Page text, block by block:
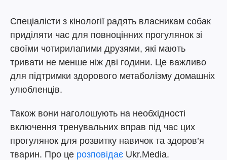
Спеціалісти з кінології радять власникам собак
приділяти час для повноцінних прогулянок зі
своїми чотирилапими друзями, які мають
тривати не менше ніж дві години. Це важливо
для підтримки здорового метаболізму домашніх
улюбленців.
Також вони наголошують на необхідності
включення тренувальних вправ під час цих
прогулянок для розвитку навичок та здоров’я
тварин. Про це розповідає Ukr.Media.